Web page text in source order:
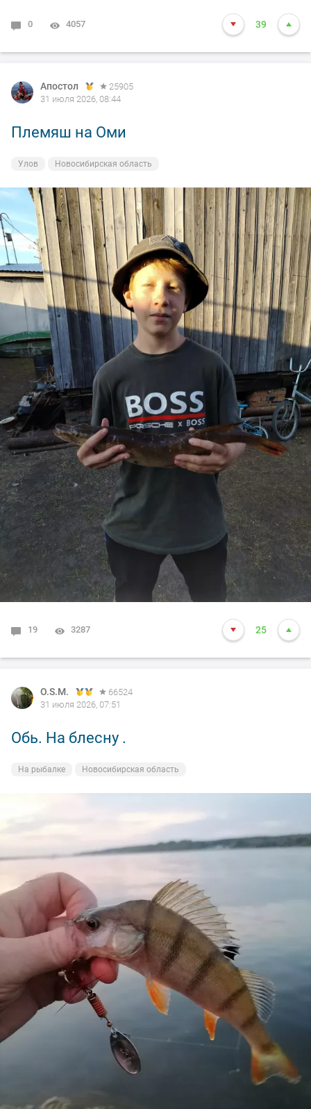
0 4057 39
Апостол
25905
31 июля 2026, 08:44
Племяш на Оми
Улов Новосибирская область
19 3287 25
O.S.M.
66524
31 июля 2026, 07:51
Обь. На блесну .
На рыбалке Новосибирская область